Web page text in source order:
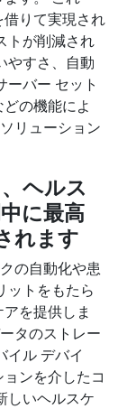
りて実現され
トが削減され
やすさ、自動
バー セット
の機能によ
リューション
ヘルス
に最高
れます
の自動化や患
ットをもたら
を提供しま
タのストレー
イル デバイ
ンを介したコ
しいヘルスケ